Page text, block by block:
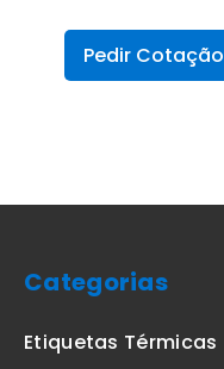
Pedir Cotação
Categorias
Etiquetas Térmicas